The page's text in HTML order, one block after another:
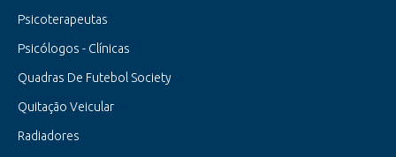
Psicoterapeutas
Psicólogos - Clínicas
Quadras De Futebol Society
Quitação Veicular
Radiadores